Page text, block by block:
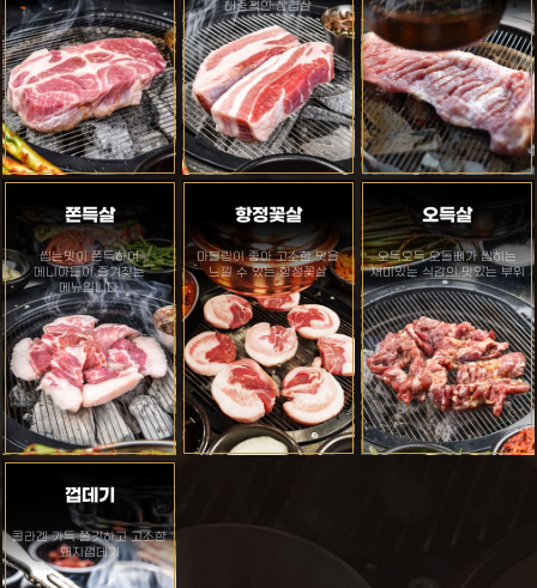
대중적인 삼겹살
쫀득살
씹는맛이 쫀득하여
메니아들이 즐겨찾는
메뉴입니다.
항정꽃살
마블링이 좋아 고소한 맛을
느낄 수 있는 항정꽃살
오득살
오득오득 오돌뼈가 씹히는
재미있는 식감의 맛있는 부위
껍데기
콜라겐 가득 쫄깃하고 고소한
돼지껍데기